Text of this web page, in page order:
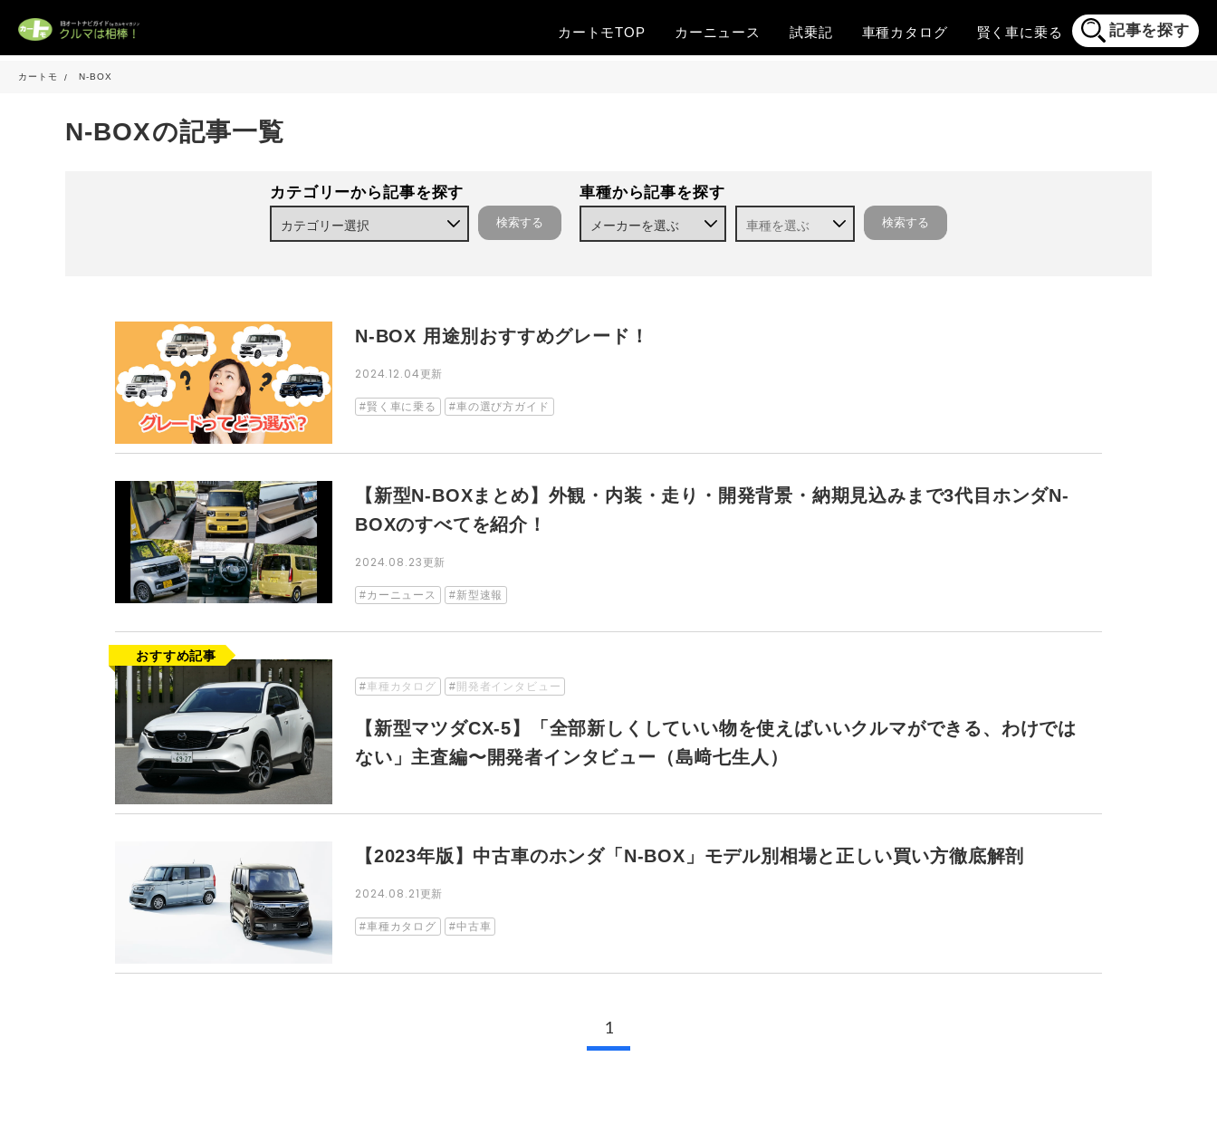
カートモTOP カーニュース 試乗記 車種カタログ 賢く車に乗る 記事を探す
カートモ N-BOX
N-BOXの記事一覧
カテゴリーから記事を探す 車種から記事を探す
N-BOX 用途別おすすめグレード！
2024.12.04更新
賢く車に乗る 車の選び方ガイド
【新型N-BOXまとめ】外観・内装・走り・開発背景・納期見込みまで3代目ホンダN-
BOXのすべてを紹介！
2024.08.23更新
カーニュース 新型速報
車種カタログ 開発者インタビュー
【新型マツダCX-5】「全部新しくしていい物を使えばいいクルマができる、わけでは
ない」主査編〜開発者インタビュー（島﨑七生人）
【2023年版】中古車のホンダ「N-BOX」モデル別相場と正しい買い方徹底解剖
2024.08.21更新
車種カタログ 中古車
1